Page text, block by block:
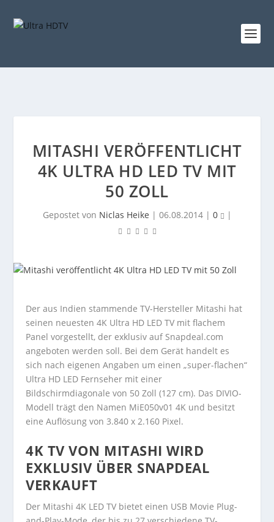
MITASHI VERÖFFENTLICHT
4K ULTRA HD LED TV MIT
50 ZOLL
Gepostet von Niclas Heike | 06.08.2014| 0 |
Der aus Indien stammende TV-Hersteller Mitashi hat
seinen neuesten 4K Ultra HD LED TV mit flachem
Panel vorgestellt, der exklusiv auf Snapdeal.com
angeboten werden soll. Bei dem Gerät handelt es
sich nach eigenen Angaben um einen „super-flachen“
Ultra HD LED Fernseher mit einer
Bildschirmdiagonale von 50 Zoll (127 cm). Das DIVIO-
Modell trägt den Namen MiE050v01 4K und besitzt
eine Auflösung von 3.840 x 2.160 Pixel.
4K TV VON MITASHI WIRD
EXKLUSIV ÜBER SNAPDEAL
VERKAUFT
Der Mitashi 4K LED TV bietet einen USB Movie Plug-